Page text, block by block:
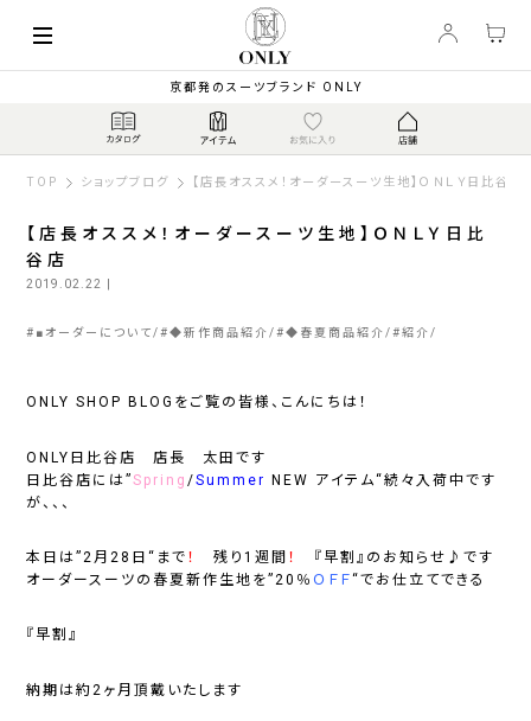
京都発のスーツブランド ONLY
TOP ショップブログ 【店長オススメ！オーダースーツ生地】ＯＮＬＹ日比谷店
【店長オススメ！オーダースーツ生地】ＯＮＬＹ日比
谷店
2019.02.22 |
# ■オーダーについて #◆新作商品紹介 #◆春夏商品紹介 #紹介
ONLY SHOP BLOGをご覧の皆様、こんにちは！
ONLY日比谷店 店長 太田です
日比谷店には”Spring /Summer NEW アイテム“続々入荷中です
が、、、
本日は”2月28日“まで ！ 残り1週間 ！ 『 早割』のお知らせ♪です
オーダースーツの春夏新作生地を”20％ＯＦＦ“でお仕立てできる
『 早割』
納期は約2ヶ月頂戴いたします